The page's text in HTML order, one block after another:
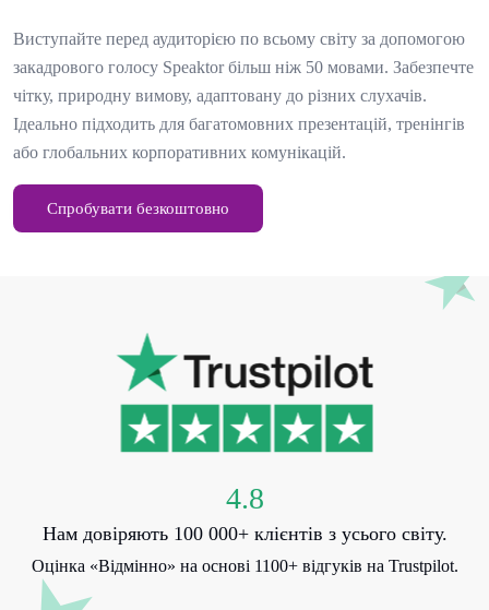
Виступайте перед аудиторією по всьому світу за допомогою
закадрового голосу Speaktor більш ніж 50 мовами. Забезпечте
чітку, природну вимову, адаптовану до різних слухачів.
Ідеально підходить для багатомовних презентацій, тренінгів
або глобальних корпоративних комунікацій.
Спробувати безкоштовно
4.8
Нам довіряють 100 000+ клієнтів з усього світу.
Оцінка «Відмінно» на основі 1100+ відгуків на Trustpilot.